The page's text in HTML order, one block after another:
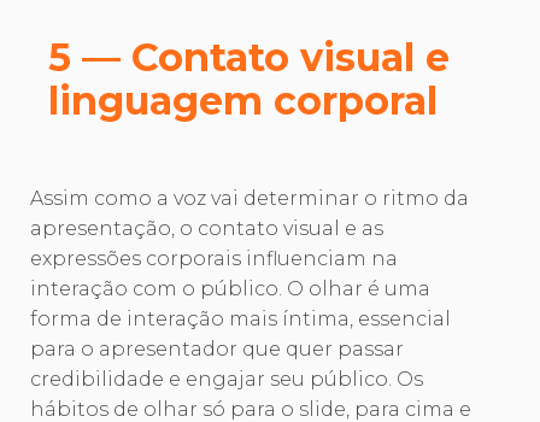
5 — Contato visual e
linguagem corporal
Assim como a voz vai determinar o ritmo da
apresentação, o contato visual e as
expressões corporais influenciam na
interação com o público. O olhar é uma
forma de interação mais íntima, essencial
para o apresentador que quer passar
credibilidade e engajar seu público. Os
hábitos de olhar só para o slide, para cima e